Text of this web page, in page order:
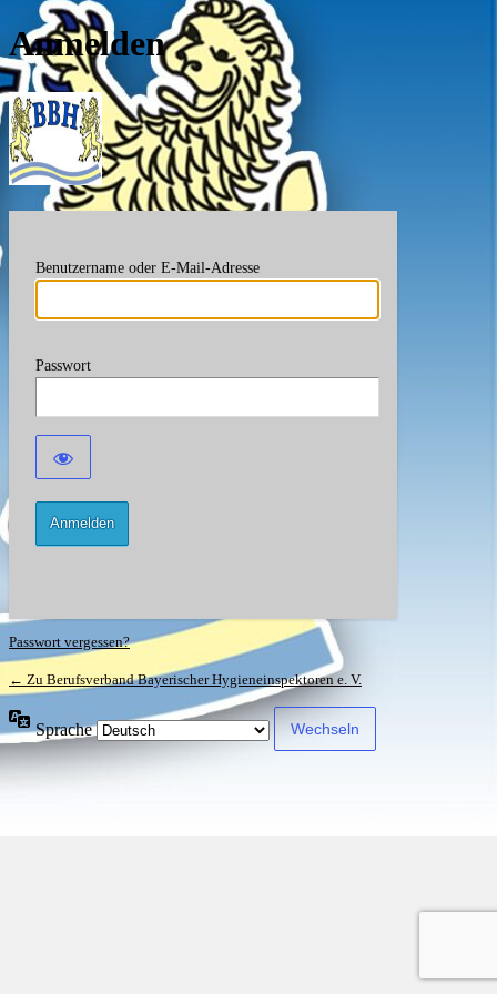
Anmelden
Berufsverband
Benutzername oder E-Mail-Adresse
Passwort
Passwort vergessen?
← Zu Berufsverband Bayerischer Hygieneinspektoren e. V.
Sprache